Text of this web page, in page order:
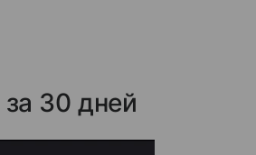
30 дней